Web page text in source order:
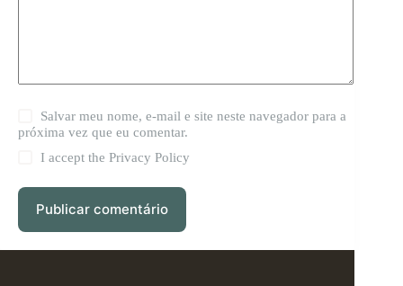
Salvar meu nome, e-mail e site neste navegador para a
próxima vez que eu comentar.
I accept thePrivacy Policy
Publicar comentário